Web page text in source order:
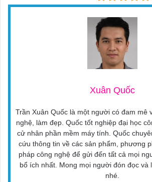
Xuân Quốc
Trần Xuân Quốc là một người có đam mê
nghệ, làm đẹp. Quốc tốt nghiệp đại học
cử nhân phần mềm máy tính. Quốc
cứu thông tin về các sản phẩm, phương
pháp công nghệ để gửi đến tất cả mọi
bổ ích nhất. Mong mọi người đón đọc và
nhé.